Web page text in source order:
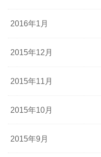
2016年1月
2015年12月
2015年11月
2015年10月
2015年9月